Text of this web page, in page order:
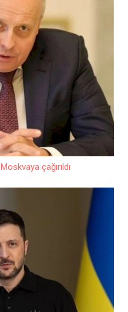
Moskvaya çağırıldı